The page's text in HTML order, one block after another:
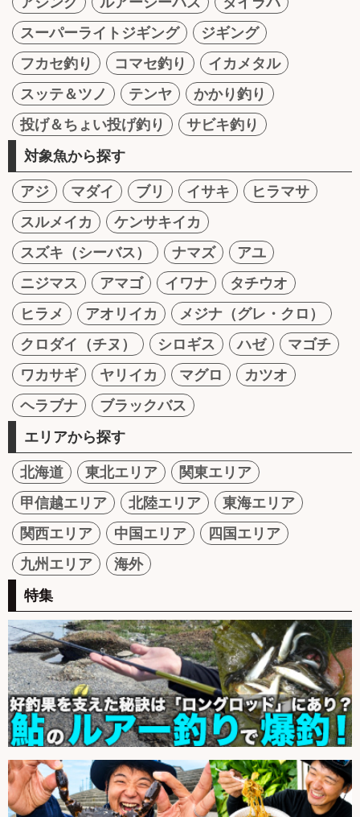
スーパーライトジギング
ジギング
フカセ釣り
コマセ釣り
イカメタル
スッテ＆ツノ
テンヤ
かかり釣り
投げ＆ちょい投げ釣り
サビキ釣り
対象魚から探す
アジ マダイ ブリ イサキ
ヒラマサ
スルメイカ
ケンサキイカ
スズキ（シーバス）
ナマズ
アユ
ニジマス
アマゴ イワナ
タチウオ
ヒラメ
アオリイカ
メジナ（グレ・クロ）
クロダイ（チヌ）
シロギス ハゼ
マゴチ
ワカサギ
ヤリイカ マグロ
カツオ
ヘラブナ
ブラックバス
エリアから探す
北海道 東北エリア
関東エリア
甲信越エリア
北陸エリア
東海エリア
関西エリア
中国エリア
四国エリア
九州エリア
海外
特集